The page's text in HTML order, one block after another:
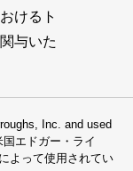
けるト
与いた
Inc. and used
エドガー・ライ
よって使用されてい